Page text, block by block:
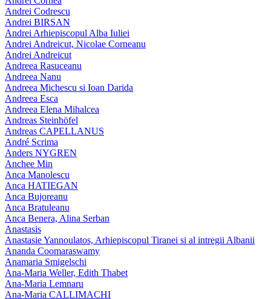
Andrei Codrescu
Andrei BIRSAN
Andrei Arhiepiscopul Alba Iuliei
Andrei Andreicut, Nicolae Corneanu
Andrei Andreicut
Andreea Rasuceanu
Andreea Nanu
Andreea Michescu si Ioan Darida
Andreea Esca
Andreea Elena Mihalcea
Andreas Steinhöfel
Andreas CAPELLANUS
André Scrima
Anders NYGREN
Anchee Min
Anca Manolescu
Anca HATIEGAN
Anca Bujoreanu
Anca Bratuleanu
Anca Benera, Alina Serban
Anastasis
Anastasie Yannoulatos, Arhiepiscopul Tiranei si al intregii Albanii
Ananda Coomaraswamy
Anamaria Smigelschi
Ana-Maria Weller, Edith Thabet
Ana-Maria Lemnaru
Ana-Maria CALLIMACHI